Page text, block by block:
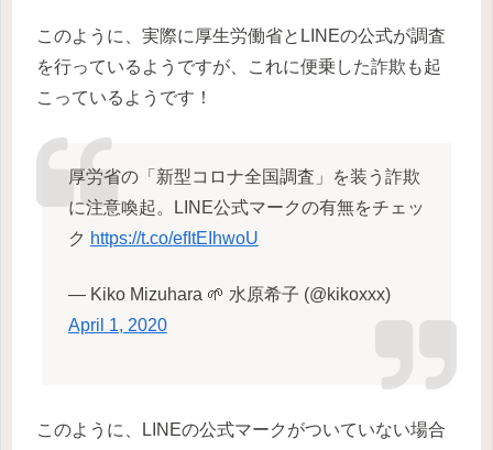
このように、実際に厚生労働省とLINEの公式が調査
を行っているようですが、これに便乗した詐欺も起
こっているようです！
厚労省の「新型コロナ全国調査」を装う詐欺
に注意喚起。LINE公式マークの有無をチェッ
ク https://t.co/efItEIhwoU
— Kiko Mizuhara 🌱 水原希子 (@kikoxxx)
April 1, 2020
このように、LINEの公式マークがついていない場合